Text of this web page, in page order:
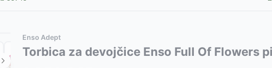
khaki 74641-3099RSD
74674
slične proizvode:
97654
Enso Adept
Torbica za devojčice Enso Full Of Flowers